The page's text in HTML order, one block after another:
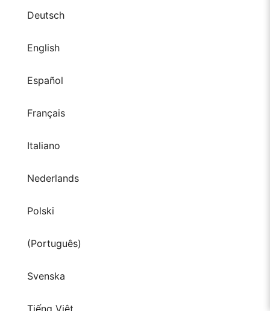
Deutsch
English
Español
Français
Italiano
Nederlands
Polski
(Português)
Svenska
Tiếng Việt